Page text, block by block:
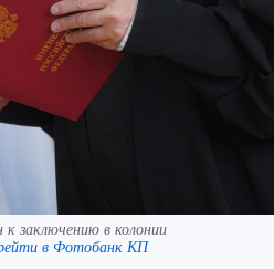
заключению в колонии
в Фотобанк КП